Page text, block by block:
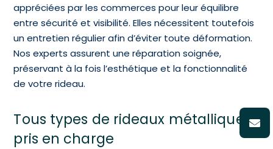
appréciées par les commerces pour leur équilibre
entre sécurité et visibilité. Elles nécessitent toutefois
un entretien régulier afin d’éviter toute déformation.
Nos experts assurent une réparation soignée,
préservant à la fois l’esthétique et la fonctionnalité
de votre rideau.
Tous types de rideaux métalliques
pris en charge